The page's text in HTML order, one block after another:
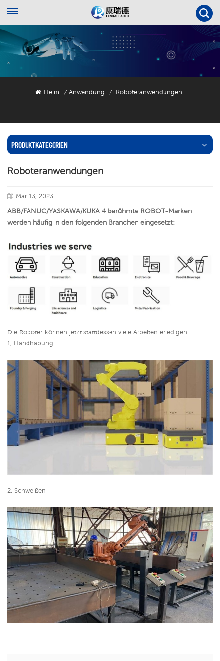
Heim / Anwendung / Roboteranwendungen
PRODUKTKATEGORIEN
Roboteranwendungen
Mar 13, 2023
ABB/FANUC/YASKAWA/KUKA 4 berühmte ROBOT-Marken
werden häufig in den folgenden Branchen eingesetzt:
Die Roboter können jetzt stattdessen viele Arbeiten erledigen:
1, Handhabung
2, Schweißen